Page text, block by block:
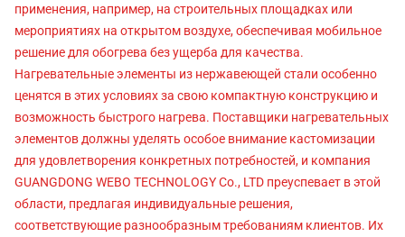
применения, например, на строительных площадках или
мероприятиях на открытом воздухе, обеспечивая мобильное
решение для обогрева без ущерба для качества.
Нагревательные элементы из нержавеющей стали особенно
ценятся в этих условиях за свою компактную конструкцию и
возможность быстрого нагрева. Поставщики нагревательных
элементов должны уделять особое внимание кастомизации
для удовлетворения конкретных потребностей, и компания
GUANGDONG WEBO TECHNOLOGY Co., LTD преуспевает в этой
области, предлагая индивидуальные решения,
соответствующие разнообразным требованиям клиентов. Их